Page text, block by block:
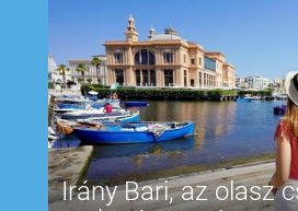
Irány Bari, az olasz